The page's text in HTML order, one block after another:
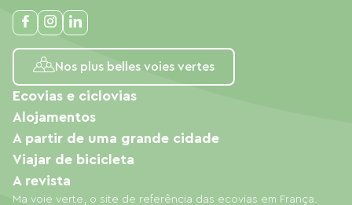
Nos plus belles voies vertes
Ma voie verte, o site de referência das ecovias em França.
Ecovias e ciclovias
Alojamentos
A partir de uma grande cidade
Viajar de bicicleta
A revista